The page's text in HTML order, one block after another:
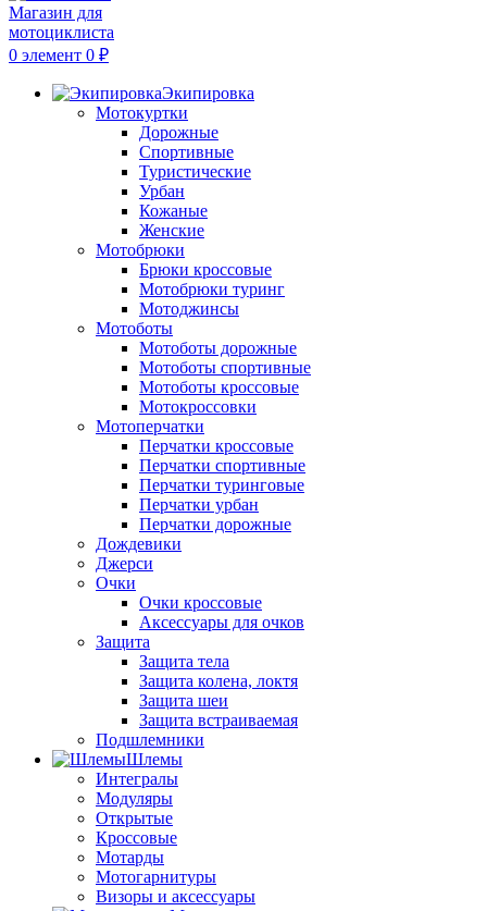
0 элемент 0 ₽
Экипировка
Мотокуртки
Дорожные
Спортивные
Туристические
Урбан
Кожаные
Женские
Мотобрюки
Брюки кроссовые
Мотобрюки туринг
Мотоджинсы
Мотоботы
Мотоботы дорожные
Мотоботы спортивные
Мотоботы кроссовые
Мотокроссовки
Мотоперчатки
Перчатки кроссовые
Перчатки спортивные
Перчатки туринговые
Перчатки урбан
Перчатки дорожные
Дождевики
Джерси
Очки
Очки кроссовые
Аксессуары для очков
Защита
Защита тела
Защита колена, локтя
Защита шеи
Защита встраиваемая
Подшлемники
Шлемы
Интегралы
Модуляры
Открытые
Кроссовые
Мотарды
Мотогарнитуры
Визоры и аксессуары